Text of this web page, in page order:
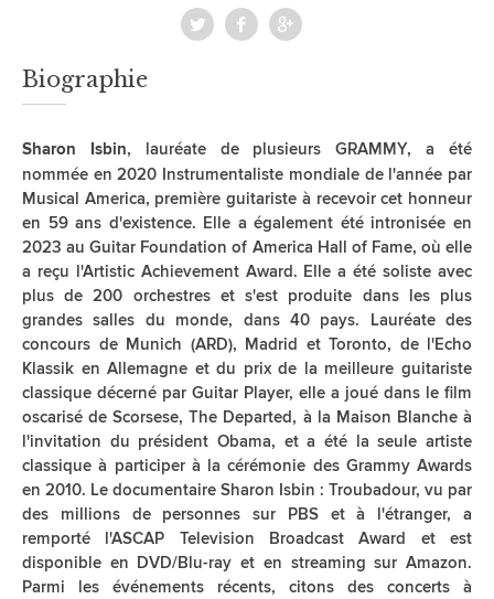
Biographie
Sharon Isbin, lauréate de plusieurs GRAMMY, a été
nommée en 2020 Instrumentaliste mondiale de l'année par
Musical America, première guitariste à recevoir cet honneur
en 59 ans d'existence. Elle a également été intronisée en
2023 au Guitar Foundation of America Hall of Fame, où elle
a reçu l'Artistic Achievement Award. Elle a été soliste avec
plus de 200 orchestres et s'est produite dans les plus
grandes salles du monde, dans 40 pays. Lauréate des
concours de Munich (ARD), Madrid et Toronto, de l'Echo
Klassik en Allemagne et du prix de la meilleure guitariste
classique décerné par Guitar Player, elle a joué dans le film
oscarisé de Scorsese, The Departed, à la Maison Blanche à
l'invitation du président Obama, et a été la seule artiste
classique à participer à la cérémonie des Grammy Awards
en 2010. Le documentaire Sharon Isbin : Troubadour, vu par
des millions de personnes sur PBS et à l'étranger, a
remporté l'ASCAP Television Broadcast Award et est
disponible en DVD/Blu-ray et en streaming sur Amazon.
Parmi les événements récents, citons des concerts à